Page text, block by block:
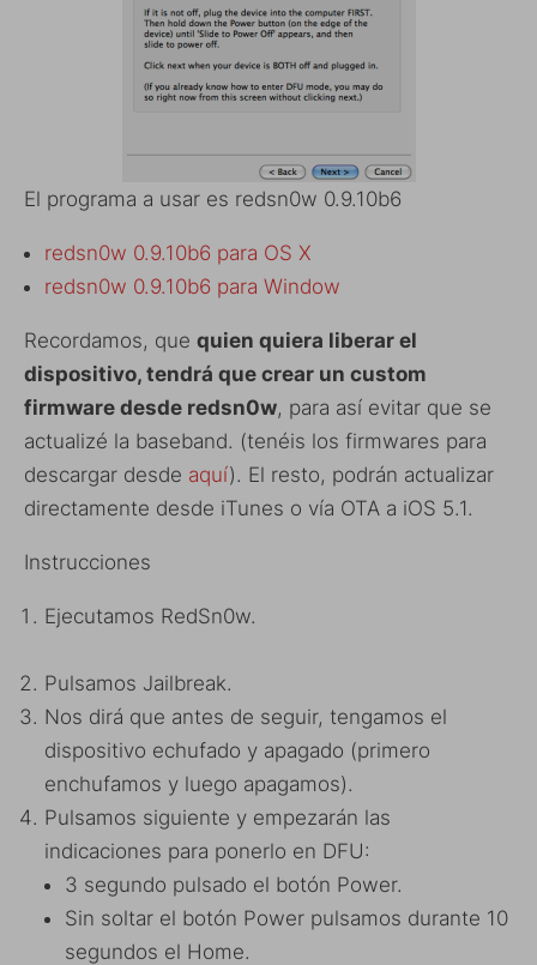
El programa a usar es redsn0w 0.9.10b6
redsn0w 0.9.10b6 para OS X
redsn0w 0.9.10b6 para Window
Recordamos, que quien quiera liberar el
dispositivo, tendrá que crear un custom
firmware desde redsn0w, para así evitar que se
actualizé la baseband. (tenéis los firmwares para
descargar desde aquí). El resto, podrán actualizar
directamente desde iTunes o vía OTA a iOS 5.1.
Instrucciones
Ejecutamos RedSn0w.
Pulsamos Jailbreak.
Nos dirá que antes de seguir, tengamos el
dispositivo echufado y apagado (primero
enchufamos y luego apagamos).
Pulsamos siguiente y empezarán las
indicaciones para ponerlo en DFU:
3 segundo pulsado el botón Power.
Sin soltar el botón Power pulsamos durante 10
segundos el Home.